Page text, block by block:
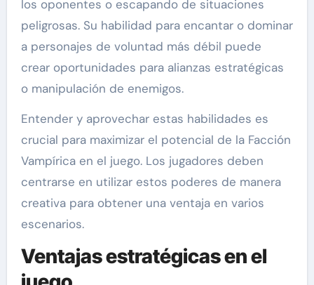
los oponentes o escapando de situaciones
peligrosas. Su habilidad para encantar o dominar
a personajes de voluntad más débil puede
crear oportunidades para alianzas estratégicas
o manipulación de enemigos.
Entender y aprovechar estas habilidades es
crucial para maximizar el potencial de la Facción
Vampírica en el juego. Los jugadores deben
centrarse en utilizar estos poderes de manera
creativa para obtener una ventaja en varios
escenarios.
Ventajas estratégicas en el